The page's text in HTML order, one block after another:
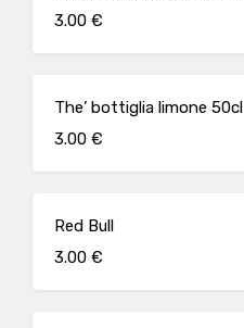
3.00 €
The’ bottiglia limone 50cl
3.00 €
Red Bull
3.00 €